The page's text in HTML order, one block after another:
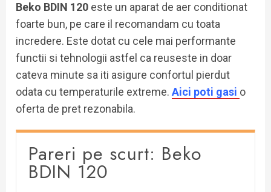
Beko BDIN 120 este un aparat de aer conditionat
foarte bun, pe care il recomandam cu toata
incredere. Este dotat cu cele mai performante
functii si tehnologii astfel ca reuseste in doar
cateva minute sa iti asigure confortul pierdut
odata cu temperaturile extreme. Aici poti gasi o
oferta de pret rezonabila.
Pareri pe scurt: Beko
BDIN 120